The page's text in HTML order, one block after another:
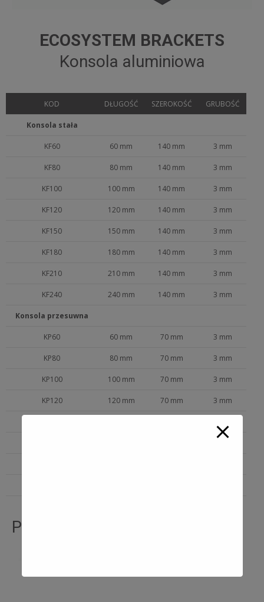
ECOSYSTEM BRACKETS
Konsola aluminiowa
KOD DŁUGOŚĆ SZEROKOŚĆ GRUBOŚĆ
Konsola stała
KF60 60 mm 140 mm 3 mm
KF80 80 mm 140 mm 3 mm
KF100 100 mm 140 mm 3 mm
KF120 120 mm 140 mm 3 mm
KF150 150 mm 140 mm 3 mm
KF180 180 mm 140 mm 3 mm
KF210 210 mm 140 mm 3 mm
KF240 240 mm 140 mm 3 mm
Konsola przesuwna
KP60 60 mm 70 mm 3 mm
KP80 80 mm 70 mm 3 mm
KP100 100 mm 70 mm 3 mm
KP120 120 mm 70 mm 3 mm
Przedłużki konsol